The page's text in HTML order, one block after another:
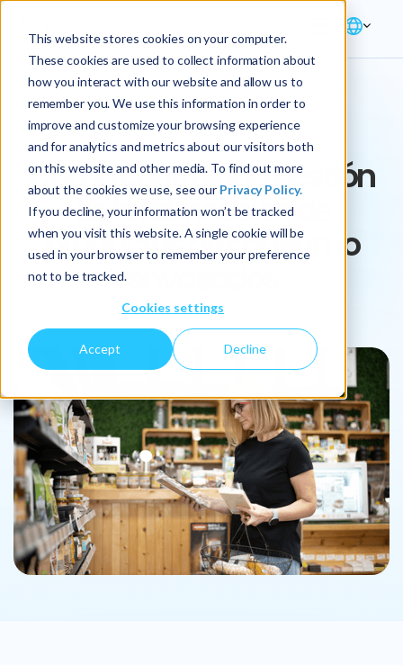
This website stores cookies on your computer.
These cookies are used to collect information about
how you interact with our website and allow us to
remember you. We use this information in order to
improve and customize your browsing experience
and for analytics and metrics about our visitors both
on this website and other media. To find out more
about the cookies we use, see our Privacy Policy.
If you decline, your information won’t be tracked
when you visit this website. A single cookie will be
used in your browser to remember your preference
not to be tracked.
Cookies settings
Accept Decline
ARTICLE
Cómo controlar la gestión
de la fabricación de
productos de consumo
envasados